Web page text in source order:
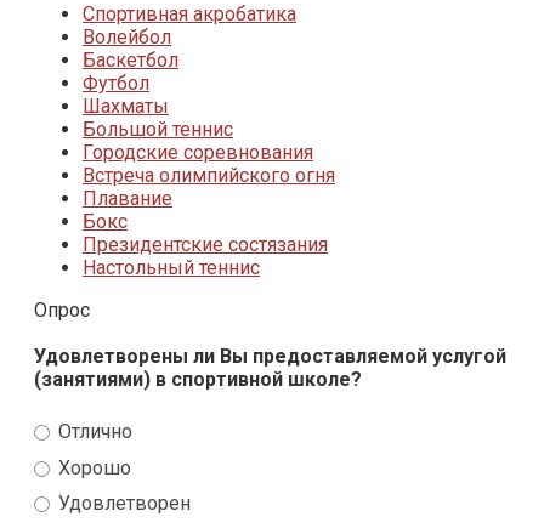
Спортивная акробатика
Волейбол
Баскетбол
Футбол
Шахматы
Большой теннис
Городские соревнования
Встреча олимпийского огня
Плавание
Бокс
Президентские состязания
Настольный теннис
Опрос
Удовлетворены ли Вы предоставляемой услугой
(занятиями) в спортивной школе?
Отлично
Хорошо
Удовлетворен